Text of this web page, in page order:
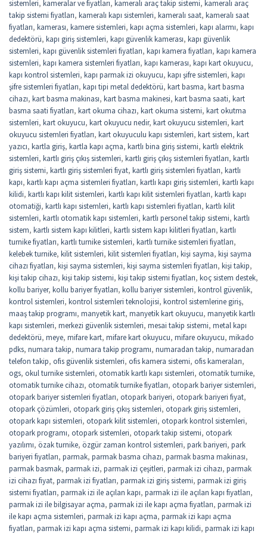
sistemleri, kameralar ve fiyatları, kameralı araç takip sistemi, kameralı araç
takip sistemi fiyatları, kameralı kapı sistemleri, kameralı saat, kameralı saat
fiyatları, kamerası, kamere sistemleri, kapı açma sistemleri, kapı alarmı, kapı
dedektörü, kapı giriş sistemleri, kapı güvenlik kamerası, kapı güvenlik
sistemleri, kapı güvenlik sistemleri fiyatları, kapı kamera fiyatları, kapı kamera
sistemleri, kapı kamera sistemleri fiyatları, kapı kamerası, kapı kart okuyucu,
kapı kontrol sistemleri, kapı parmak izi okuyucu, kapı şifre sistemleri, kapı
şifre sistemleri fiyatları, kapı tipi metal dedektörü, kart basma, kart basma
cihazı, kart basma makinası, kart basma makinesi, kart basma saati, kart
basma saati fiyatları, kart okuma cihazı, kart okuma sistemi, kart okutma
sistemleri, kart okuyucu, kart okuyucu nedir, kart okuyucu sistemleri, kart
okuyucu sistemleri fiyatları, kart okuyuculu kapı sistemleri, kart sistem, kart
yazıcı, kartla giriş, kartla kapı açma, kartlı bina giriş sistemi, kartlı elektrik
sistemleri, kartlı giriş çıkış sistemleri, kartlı giriş çıkış sistemleri fiyatları, kartlı
giriş sistemi, kartlı giriş sistemleri fiyat, kartlı giriş sistemleri fiyatları, kartlı
kapı, kartlı kapı açma sistemleri fiyatları, kartlı kapı giriş sistemleri, kartlı kapı
kilidi, kartlı kapı kilit sistemleri, kartlı kapı kilit sistemleri fiyatları, kartlı kapı
otomatiği, kartlı kapı sistemleri, kartlı kapı sistemleri fiyatları, kartlı kilit
sistemleri, kartlı otomatik kapı sistemleri, kartlı personel takip sistemi, kartlı
sistem, kartlı sistem kapı kilitleri, kartlı sistem kapı kilitleri fiyatları, kartlı
turnike fiyatları, kartlı turnike sistemleri, kartlı turnike sistemleri fiyatları,
kelebek turnike, kilit sistemleri, kilit sistemleri fiyatları, kişi sayma, kişi sayma
cihazı fiyatları, kişi sayma sistemleri, kişi sayma sistemleri fiyatları, kişi takip,
kişi takip cihazı, kişi takip sistemi, kişi takip sistemi fiyatları, koç sistem destek,
kollu bariyer, kollu bariyer fiyatları, kollu bariyer sistemleri, kontrol güvenlik,
kontrol sistemleri, kontrol sistemleri teknolojisi, kontrol sistemlerine giriş,
maaş takip programı, manyetik kart, manyetik kart okuyucu, manyetik kartlı
kapı sistemleri, merkezi güvenlik sistemleri, mesai takip sistemi, metal kapı
dedektörü, meye, mifare kart, mifare kart okuyucu, mifare okuyucu, mikado
pdks, numara takip, numara takip programı, numaradan takip, numaradan
telefon takip, ofis güvenlik sistemleri, ofis kamera sistemi, ofis kameraları,
ogs, okul turnike sistemleri, otomatik kartlı kapı sistemleri, otomatik turnike,
otomatik turnike cihazı, otomatik turnike fiyatları, otopark bariyer sistemleri,
otopark bariyer sistemleri fiyatları, otopark bariyeri, otopark bariyeri fiyat,
otopark çözümleri, otopark giriş çıkış sistemleri, otopark giriş sistemleri,
otopark kapı sistemleri, otopark kilit sistemleri, otopark kontrol sistemleri,
otopark programı, otopark sistemleri, otopark takip sistemi, otopark
yazılımı, özak turnike, özgür zaman kontrol sistemleri, park bariyeri, park
bariyeri fiyatları, parmak, parmak basma cihazı, parmak basma makinası,
parmak basmak, parmak izi, parmak izi çeşitleri, parmak izi cihazı, parmak
izi cihazı fiyat, parmak izi fiyatları, parmak izi giriş sistemi, parmak izi giriş
sistemi fiyatları, parmak izi ile açılan kapı, parmak izi ile açılan kapı fiyatları,
parmak izi ile bilgisayar açma, parmak izi ile kapı açma fiyatları, parmak izi
ile kapı açma sistemleri, parmak izi kapı açma, parmak izi kapı açma
fiyatları, parmak izi kapı açma sistemi, parmak izi kapı kilidi, parmak izi kapı